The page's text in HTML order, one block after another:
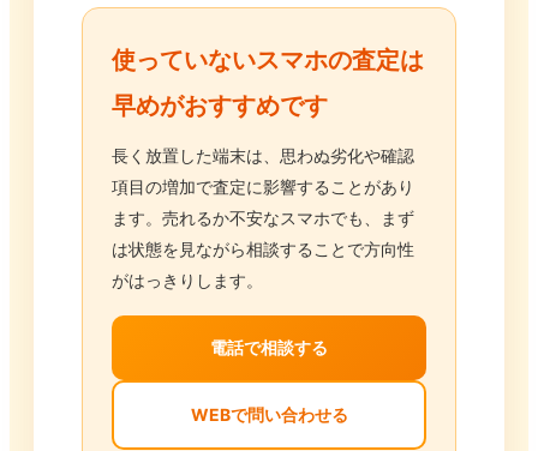
使っていないスマホの査定は
早めがおすすめです
長く放置した端末は、思わぬ劣化や確認
項目の増加で査定に影響することがあり
ます。売れるか不安なスマホでも、まず
は状態を見ながら相談することで方向性
がはっきりします。
電話で相談する
WEBで問い合わせる